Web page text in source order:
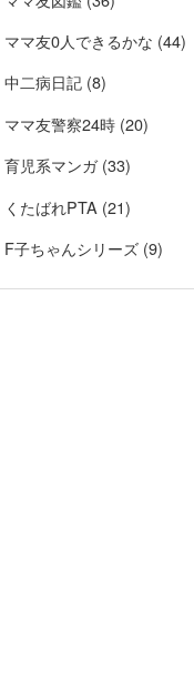
ママ友0人できるかな (44)
中二病日記 (8)
ママ友警察24時 (20)
育児系マンガ (33)
くたばれPTA (21)
F子ちゃんシリーズ (9)